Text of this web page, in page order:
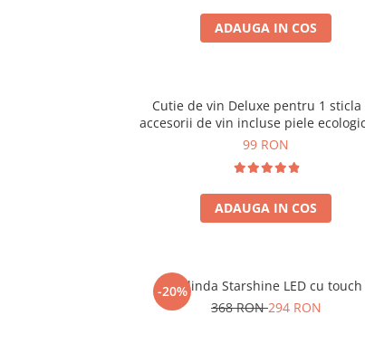
ADAUGA IN COS
Cutie de vin Deluxe pentru 1 sticla
accesorii de vin incluse piele
crocodil
99 RON
ADAUGA IN COS
-20%
Oglinda Starshine LED cu touch
368 RON294 RON